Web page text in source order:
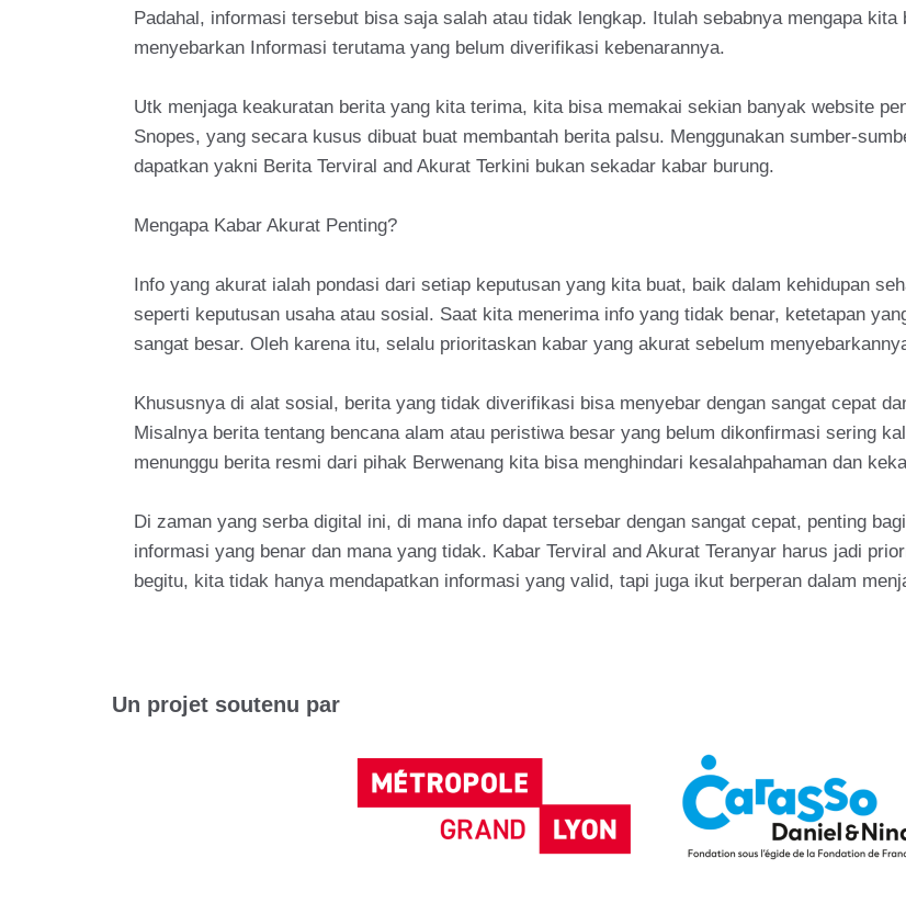
Padahal, informasi tersebut bisa saja salah atau tidak lengkap. Itulah sebabnya mengapa
menyebarkan Informasi terutama yang belum diverifikasi kebenarannya.
Utk menjaga keakuratan berita yang kita terima, kita bisa memakai sekian banyak website
Snopes, yang secara kusus dibuat buat membantah berita palsu. Menggunakan sumber-
dapatkan yakni Berita Terviral and Akurat Terkini bukan sekadar kabar burung.
Mengapa Kabar Akurat Penting?
Info yang akurat ialah pondasi dari setiap keputusan yang kita buat, baik dalam kehidupan
seperti keputusan usaha atau sosial. Saat kita menerima info yang tidak benar, ketetapan
sangat besar. Oleh karena itu, selalu prioritaskan kabar yang akurat sebelum
Khususnya di alat sosial, berita yang tidak diverifikasi bisa menyebar dengan sangat cepat
Misalnya berita tentang bencana alam atau peristiwa besar yang belum dikonfirmasi sering
menunggu berita resmi dari pihak Berwenang kita bisa menghindari kesalahpahaman dan
Di zaman yang serba digital ini, di mana info dapat tersebar dengan sangat cepat, penting
informasi yang benar dan mana yang tidak. Kabar Terviral and Akurat Teranyar harus jadi
begitu, kita tidak hanya mendapatkan informasi yang valid, tapi juga ikut berperan dalam
Un projet soutenu par